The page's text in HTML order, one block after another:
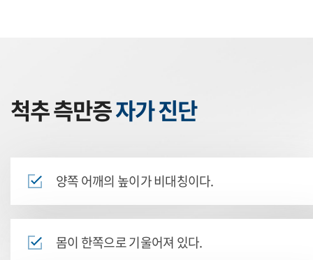
척추 측만증자가 진단
양쪽 어깨의 높이가 비대칭이다.
몸이 한쪽으로 기울어져 있다.